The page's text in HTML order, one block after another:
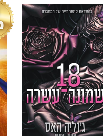
מאפיה ממכר, חושני, מצחיק
הבוקטוק ואת האינסטגרם בקרב
לסיפור על חטאים, יצרים,
מאפיה איטלקית שממעט
את הפה לרגע.